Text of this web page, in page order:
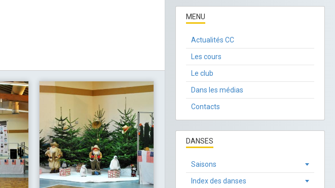
MENU
Actualités CC
Les cours
Le club
Dans les médias
Contacts
DANSES
Saisons
Index des danses